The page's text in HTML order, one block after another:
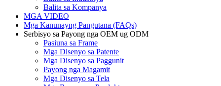
Balita sa Kompanya
MGA VIDEO
Mga Kanunayng Pangutana (FAQs)
Serbisyo sa Payong nga OEM ug ODM
Pasiuna sa Frame
Mga Disenyo sa Patente
Mga Disenyo sa Paggunit
Payong nga Magamit
Mga Disenyo sa Tela